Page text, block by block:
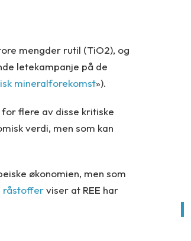
mengder rutil (TiO2), og
letekampanje på de
mineralforekomst»).
flere av disse kritiske
verdi, men som kan
økonomien, men som
råstofferviser at REE har